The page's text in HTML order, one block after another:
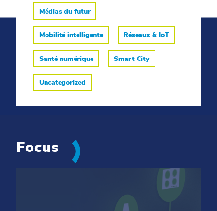
Médias du futur
Mobilité intelligente Réseaux & IoT
Santé numérique Smart City
Uncategorized
Focus